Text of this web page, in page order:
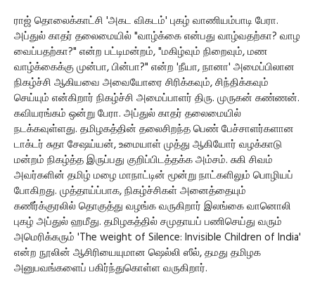
ராஜ் தொலைக்காட்சி 'அகட விகடம்' புகழ் வாணியம்பாடி பேரா.
அப்துல் காதர் தலைமையில் "வாழ்க்கை என்பது வாழ்வதற்கா? வாழ
வைப்பதற்கா?" என்ற பட்டிமன்றம், "மகிழ்வும் நிறைவும், மண
வாழ்க்கைக்கு முன்பா, பின்பா?" என்ற 'நீயா, நானா' அமைப்பிலான
நிகழ்ச்சி ஆகியவை அவையோரை சிரிக்கவும், சிந்திக்கவும்
செய்யும் என்கிறார் நிகழ்ச்சி அமைப்பாளர் திரு. முருகன் கண்ணன்.
கவியரங்கம் ஒன்று பேரா. அப்துல் காதர் தலைமையில்
நடக்கவுள்ளது. தமிழகத்தின் தலைசிறந்த பெண் பேச்சாளர்களான
டாக்டர் சுதா சேஷய்யன், உமையாள் முத்து ஆகியோர் வழக்காடு
மன்றம் நிகழ்த்த இருப்பது குறிப்பிடத்தக்க அம்சம். சுகி சிவம்
அவர்களின் தமிழ் மழை மாநாட்டின் மூன்று நாட்களிலும் பொழியப்
போகிறது. முத்தாய்ப்பாக, நிகழ்ச்சிகள் அனைத்தையும்
கணீர்க்குரலில் தொகுத்து வழங்க வருகிறார் இலங்கை வானொலி
புகழ் அப்துல் ஹமீது. தமிழகத்தில் சமுதாயப் பணிசெய்து வரும்
அமெரிக்கரும் 'The weight of Silence: Invisible Children of India'
என்ற நூலின் ஆசிரியையுமான ஷெல்லி ஸீல், தமது தமிழக
அனுபவங்களைப் பகிர்ந்துகொள்ள வருகிறார்.